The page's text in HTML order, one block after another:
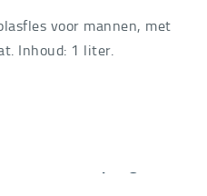
voor mannen, met
Inhoud: 1 liter.